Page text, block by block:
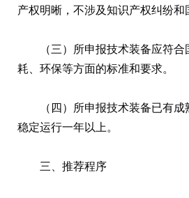
产权明晰，不涉及知识产权纠纷和
（三）所申报技术装备应符
耗、环保等方面的标准和要求。
（四）所申报技术装备已有
稳定运行一年以上。
三、推荐程序